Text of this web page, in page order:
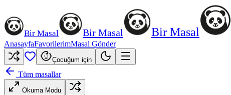
Bir Masal Bir Masal Bir Masal
AnasayfaFavorilerimMasal Gönder
Çocuğum için
Tüm masallar
Okuma Modu